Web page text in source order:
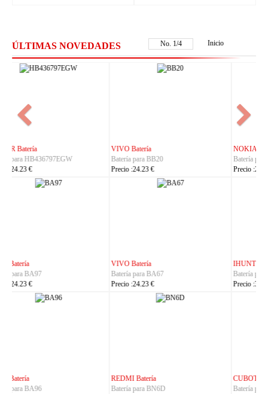
ÚLTIMAS NOVEDADES No. 2/4 Inicio
NOKIA Batería
Batería para BL-25AA
Precio :23.23 €
ASUS Batería
Batería para C21P2401
Precio :37.23 €
IHUNT Batería
Batería para Titan-P13000
Precio :30.23 €
HUACE Batería
Batería para LT60
Precio :42.23 €
CUBOT Batería
Batería para C35
PHILIPS Batería
Batería para S7105